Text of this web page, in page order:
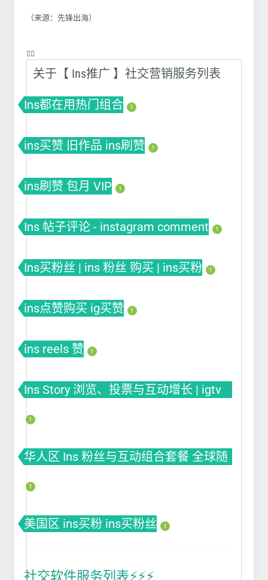
（来源：先锋出海）
❤️‍🔥
关于【 Ins推广 】社交营销服务列表
Ins都在用热门组合 1
ins买赞 旧作品 ins刷赞 1
ins刷赞 包月 VIP 1
Ins 帖子评论 - instagram comment 1
Ins买粉丝 | ins 粉丝 购买 | ins买粉 1
ins点赞购买 ig买赞 1
ins reels 赞 1
Ins Story 浏览、投票与互动增长 | igtv
views
1
华人区 Ins 粉丝与互动组合套餐 全球随
1
美国区 ins买粉 ins买粉丝 1
社交软件服务列表⚡️⚡️⚡️